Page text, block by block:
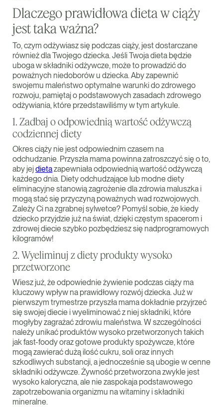
Dlaczego prawidłowa dieta w ciąży
jest taka ważna?
To, czym odżywiasz się podczas ciąży, jest dostarczane
również dla Twojego dziecka. Jeśli Twoja dieta będzie
uboga w składniki odżywcze, może to prowadzić do
poważnych niedoborów u dziecka. Aby zapewnić
swojemu maleństwo optymalne warunki do zdrowego
rozwoju, pamiętaj o podstawowych zasadach zdrowego
odżywiania, które przedstawiliśmy w tym artykule.
1. Zadbaj o odpowiednią wartość odżywczą
codziennej diety
Okres ciąży nie jest odpowiednim czasem na
odchudzanie. Przyszła mama powinna zatroszczyć się o to,
aby jejdietazapewniała odpowiednią wartość odżywczą
każdego dnia. Diety odchudzające lub modne diety
eliminacyjne stanowią zagrożenie dla zdrowia maluszka i
mogą stać się przyczyną poważnych wad rozwojowych.
Zależy Ci na zgrabnej sylwetce? Pomyśl sobie, że kiedy
dziecko przyjdzie już na świat, dzięki częstym spacerom i
zdrowej diecie szybko pozbędziesz się nadprogramowych
kilogramów!
2. Wyeliminuj z diety produkty wysoko
przetworzone
Wiesz już, że odpowiednie żywienie podczas ciąży ma
kluczowy wpływ na prawidłowy rozwój dziecka. Już w
pierwszym trymestrze przyszła mama dokładnie przyjrzeć
się swojej diecie i wyeliminować z niej składniki, które
mogłyby zagrażać zdrowiu maleństwa. W szczególności
należy unikać produktów wysoko przetworzonych takich
jak fast-foody oraz gotowe produkty spożywcze, które
mogą zawierać dużą ilość cukru, soli oraz innych
szkodliwych substancji, a jednocześnie są ubogie w cenne
składniki odżywcze. Żywność przetworzona zwykle jest
wysoko kaloryczna, ale nie zaspokaja podstawowego
zapotrzebowania organizmu na witaminy i składniki
mineralne.